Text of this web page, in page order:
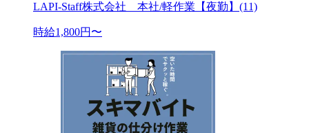
LAPI-Staff株式会社 本社/軽作業【夜勤】(11)
時給1,800円〜